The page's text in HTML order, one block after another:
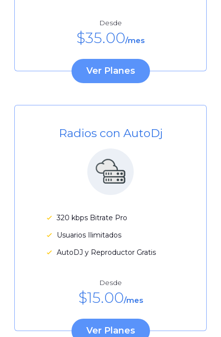
Desde
$35.00/mes
Ver Planes
Radios con AutoDj
320 kbps Bitrate Pro
Usuarios Ilimitados
AutoDJ y Reproductor Gratis
Desde
$15.00/mes
Ver Planes